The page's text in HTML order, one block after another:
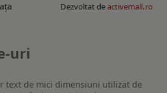
Dezvoltat deactivemall.ro
uri
text de mici dimensiuni utilizat de